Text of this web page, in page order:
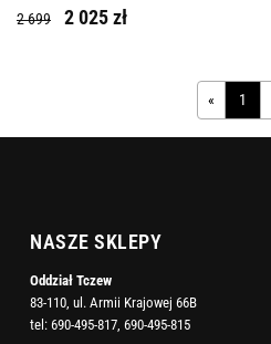
2 699 2 025 zł
« 1
NASZE SKLEPY
Oddział Tczew
83-110, ul. Armii Krajowej 66B
tel: 690-495-817 690-495-815